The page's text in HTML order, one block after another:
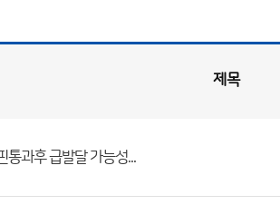
제목
통과후 급발달 가능성...